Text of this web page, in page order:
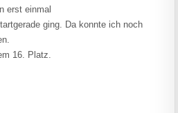
erst einmal
ging. Da konnte ich noch
16. Platz.